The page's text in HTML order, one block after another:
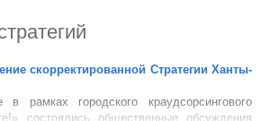
которые состоятся 28 ноября
Разработчик Стратегии &nda...
скорректированной Стратегии Ханты-
рамках городского краудсорсингового
состоялись общественные обсуждения